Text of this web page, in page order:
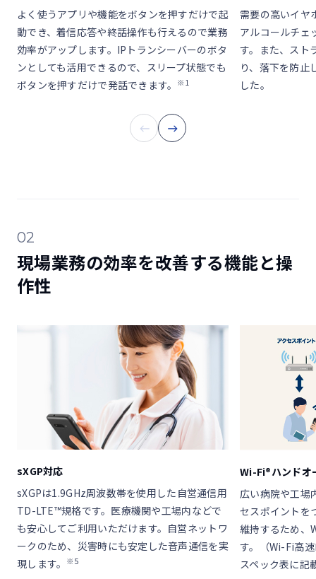
よく使うアプリや機能をボタンを押すだけで起
動でき、着信応答や終話操作も行えるので業務
効率がアップします。IPトランシーバーのボタ
ンとしても活用できるので、スリープ状態でも
ボタンを押すだけで発話できます。
※1
需要の高いイヤ
アルコールチェ
す。また、スト
り、落下を防止
した。
02
現場業務の効率を改善する機能と操
作性
sXGP対応
sXGPは1.9GHz周波数帯を使用した自営通信用
TD-LTE™規格です。医療機関や工場内などで
も安心してご利用いただけます。自営ネットワ
ークのため、災害時にも安定した音声通信を実
現します。
※5
Wi-Fi®ハンドオ
広い病院や工場
セスポイントを
維持するため、
す。（Wi-Fi高
スペック表に記